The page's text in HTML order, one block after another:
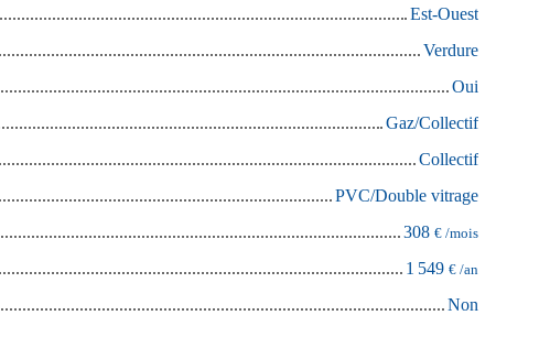
Est-Ouest
Verdure
Oui
Gaz/Collectif
Collectif
PVC/Double vitrage
308 € /mois
1 549 € /an
Non